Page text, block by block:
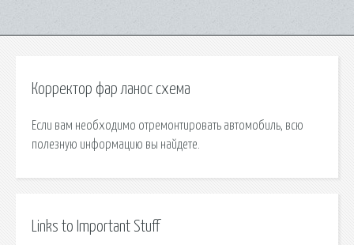
Корректор фар ланос схема
Если вам необходимо отремонтировать автомобиль, всю
полезную информацию вы найдете.
Links to Important Stuff